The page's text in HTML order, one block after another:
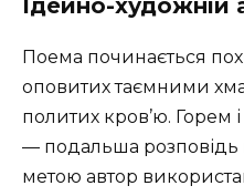
Ідейно-художній
Поема починається
оповитих таємними
политих кров’ю. Горем
— подальша розповідь
метою автор